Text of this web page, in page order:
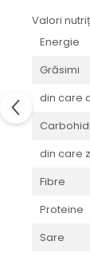
Valori
Energie
Grăsimi
din care
din care
Fibre
Proteine
Sare